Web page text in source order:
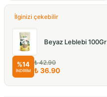
İlginizi çekebilir
Beyaz Leblebi 100Gr
%14
İNDİRİM
₺ 42.90
₺ 36.90